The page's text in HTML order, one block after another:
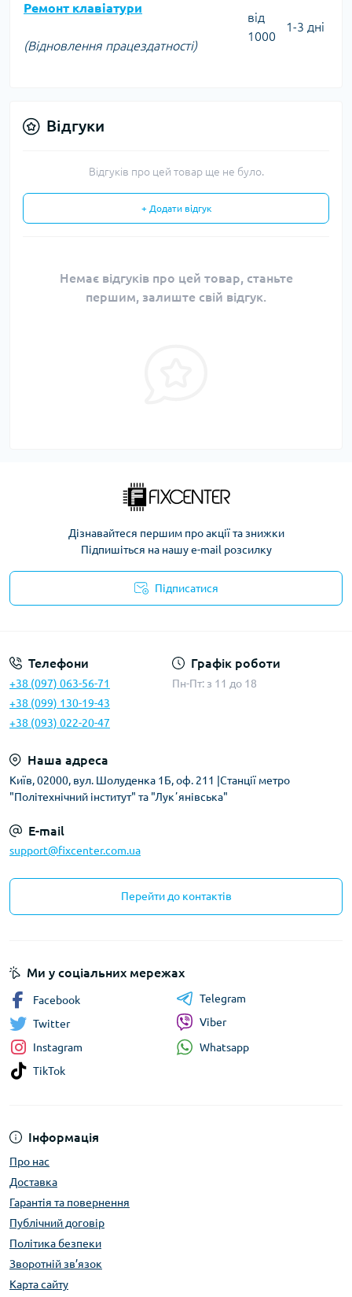
Ремонт клавіатури
(Відновлення працездатності)
від
1000
1-3 дні
Відгуки
Відгуків про цей товар ще не було.
+ Додати відгук
Немає відгуків про цей товар, станьте
першим, залиште свій відгук.
Дізнавайтеся першим про акції та знижки
Підпишіться на нашу e-mail розсилку
Підписатися
Телефони
+38 (097) 063-56-71
+38 (099) 130-19-43
+38 (093) 022-20-47
Графік роботи
Пн-Пт: з 11 до 18
Наша адреса
Київ, 02000, вул. Шолуденка 1Б, оф. 211 |Станції метро
"Політехнічний інститут" та "Лукʼянівська"
E-mail
support@fixcenter.com.ua
Перейти до контактів
Інформація
Про нас
Доставка
Гарантія та повернення
Публічний договір
Політика безпеки
Зворотній зв’язок
Карта сайту
Ми у соціальних мережах
Facebook
Twitter
Instagram
TikTok
Telegram
Viber
Whatsapp